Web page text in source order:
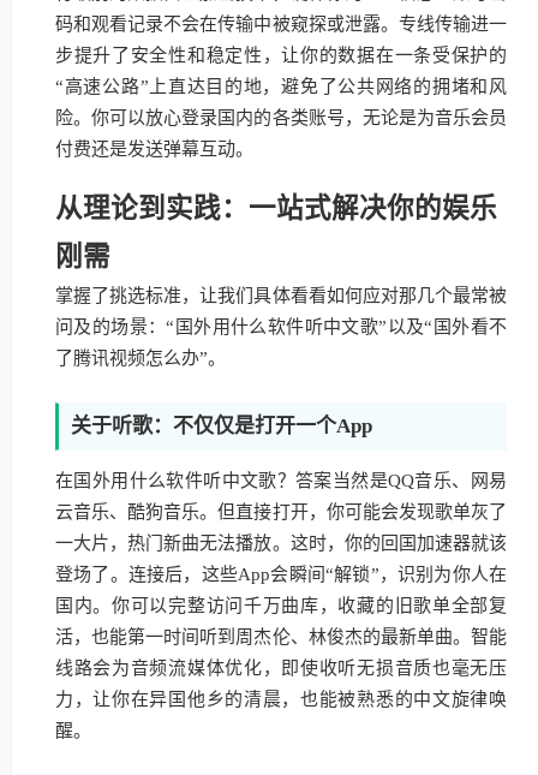
码和观看记录不会在传输中被窥探或泄露。专线传输进一
步提升了安全性和稳定性，让你的数据在一条受保护的
“高速公路”上直达目的地，避免了公共网络的拥堵和风
险。你可以放心登录国内的各类账号，无论是为音乐会员
付费还是发送弹幕互动。
从理论到实践：一站式解决你的娱乐
刚需
掌握了挑选标准，让我们具体看看如何应对那几个最常被
问及的场景：“国外用什么软件听中文歌”以及“国外看不
了腾讯视频怎么办”。
关于听歌：不仅仅是打开一个App
在国外用什么软件听中文歌？答案当然是QQ音乐、网易
云音乐、酷狗音乐。但直接打开，你可能会发现歌单灰了
一大片，热门新曲无法播放。这时，你的回国加速器就该
登场了。连接后，这些App会瞬间“解锁”，识别为你人在
国内。你可以完整访问千万曲库，收藏的旧歌单全部复
活，也能第一时间听到周杰伦、林俊杰的最新单曲。智能
线路会为音频流媒体优化，即使收听无损音质也毫无压
力，让你在异国他乡的清晨，也能被熟悉的中文旋律唤
醒。